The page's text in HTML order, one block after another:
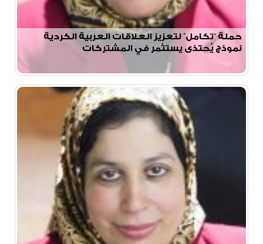
حملة “تكامل” لتعزيز العلاقات العربية الكردية
نموذج يُحتذى يستثمر في المشتركات